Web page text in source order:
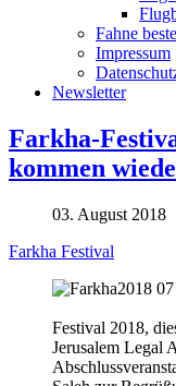
Fahne
Impressum
Newsletter
Farkha-
kommen
03. August 2018
Farkha Festival
Festival 2018,
Jerusalem Legal